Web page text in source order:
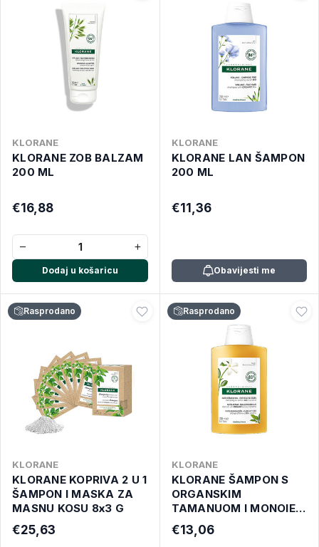
KLORANE
KLORANE ZOB BALZAM
200 ML
€16,88
− +
Dodaj u košaricu
KLORANE
KLORANE LAN ŠAMPON
200 ML
€11,36
Obavijesti me
Rasprodano
KLORANE
KLORANE KOPRIVA 2 U 1
ŠAMPON I MASKA ZA
MASNU KOSU 8x3 G
€25,63
Rasprodano
KLORANE
KLORANE ŠAMPON S
ORGANSKIM
TAMANUOM I MONOIEM
200ml
€13,06